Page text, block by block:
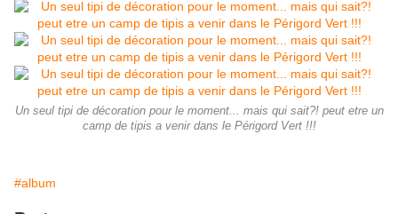
Un seul tipi de décoration pour le moment... mais qui sait?! peut etre un
camp de tipis a venir dans le Périgord Vert !!!
#album